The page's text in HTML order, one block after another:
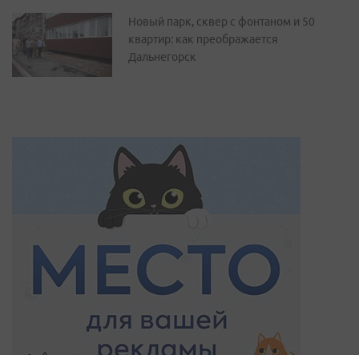
Новый парк, сквер с фонтаном и 50
квартир: как преображается
Дальнегорск